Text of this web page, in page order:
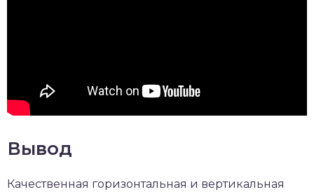
Вывод
Качественная горизонтальная и вертикальная